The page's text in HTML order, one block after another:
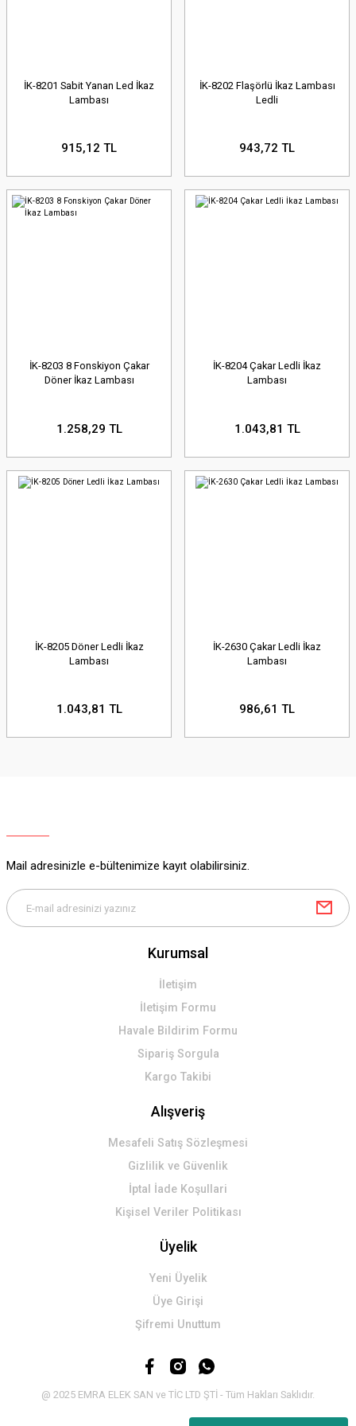
İK-8201 Sabit Yanan Led İkaz
Lambası
915,12 TL
İK-8202 Flaşörlü İkaz Lambası
Ledli
943,72 TL
İK-8203 8 Fonskiyon Çakar
Döner İkaz Lambası
1.258,29 TL
İK-8204 Çakar Ledli İkaz
Lambası
1.043,81 TL
İK-8205 Döner Ledli İkaz
Lambası
1.043,81 TL
İK-2630 Çakar Ledli İkaz
Lambası
986,61 TL
Mail adresinizle e-bültenimize kayıt olabilirsiniz.
Kurumsal
İletişim
İletişim Formu
Havale Bildirim Formu
Sipariş Sorgula
Kargo Takibi
Alışveriş
Mesafeli Satış Sözleşmesi
Gizlilik ve Güvenlik
İptal İade Koşullari
Kişisel Veriler Politikası
Üyelik
Yeni Üyelik
Üye Girişi
Şifremi Unuttum
@ 2025 EMRA ELEK SAN ve TİC LTD ŞTİ - Tüm Hakları Saklıdır.